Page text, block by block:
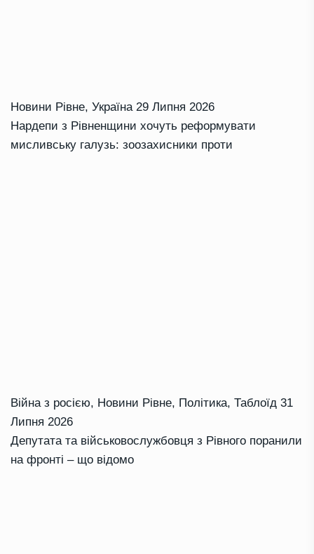
Новини Рівне, Україна 29 Липня 2026
Нардепи з Рівненщини хочуть реформувати
мисливську галузь: зоозахисники проти
Війна з росією, Новини Рівне, Політика, Таблоїд 31
Липня 2026
Депутата та військовослужбовця з Рівного поранили
на фронті – що відомо